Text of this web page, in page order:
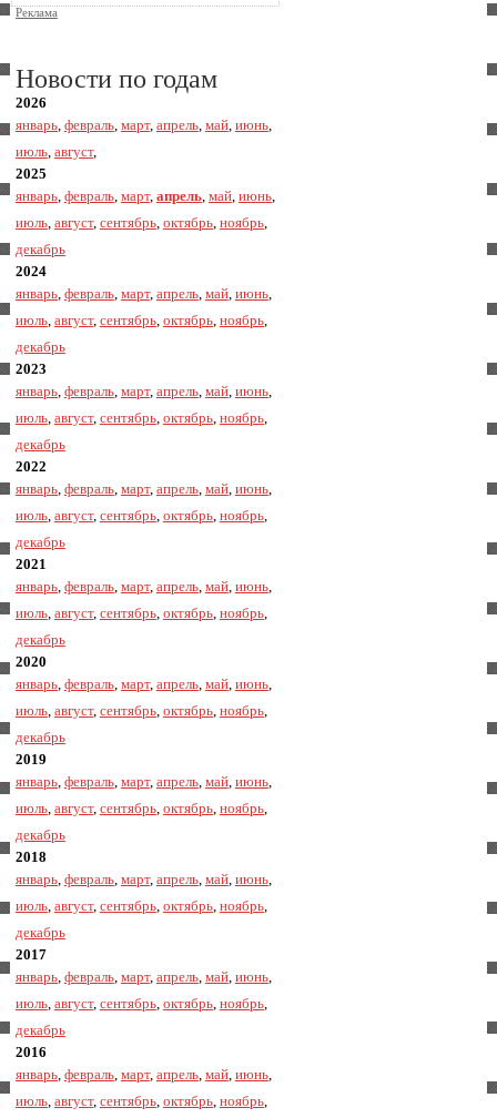
Реклама
Новости по годам
2026
январь, февраль, март, апрель, май, июнь,
июль, август,
2025
январь, февраль, март, апрель, май, июнь,
июль, август, сентябрь, октябрь, ноябрь,
декабрь
2024
январь, февраль, март, апрель, май, июнь,
июль, август, сентябрь, октябрь, ноябрь,
декабрь
2023
январь, февраль, март, апрель, май, июнь,
июль, август, сентябрь, октябрь, ноябрь,
декабрь
2022
январь, февраль, март, апрель, май, июнь,
июль, август, сентябрь, октябрь, ноябрь,
декабрь
2021
январь, февраль, март, апрель, май, июнь,
июль, август, сентябрь, октябрь, ноябрь,
декабрь
2020
январь, февраль, март, апрель, май, июнь,
июль, август, сентябрь, октябрь, ноябрь,
декабрь
2019
январь, февраль, март, апрель, май, июнь,
июль, август, сентябрь, октябрь, ноябрь,
декабрь
2018
январь, февраль, март, апрель, май, июнь,
июль, август, сентябрь, октябрь, ноябрь,
декабрь
2017
январь, февраль, март, апрель, май, июнь,
июль, август, сентябрь, октябрь, ноябрь,
декабрь
2016
январь, февраль, март, апрель, май, июнь,
июль, август, сентябрь, октябрь, ноябрь,